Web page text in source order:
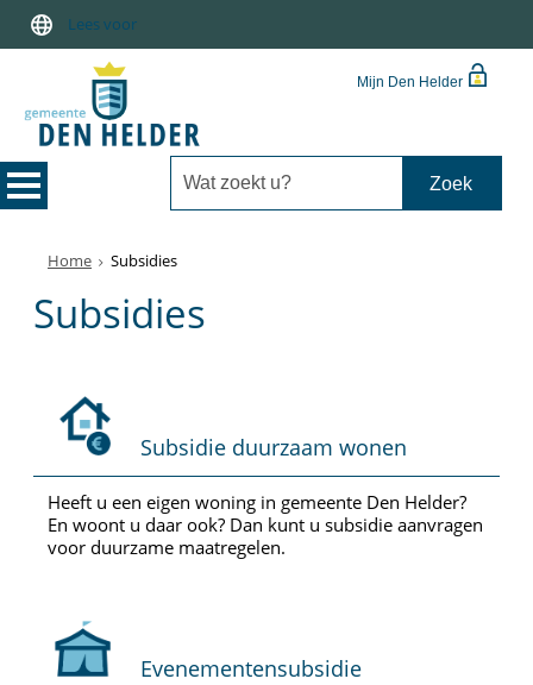
Lees voor
Mijn Den Helder
Home Subsidies
Subsidies
Subsidie duurzaam wonen
Heeft u een eigen woning in gemeente Den Helder?
En woont u daar ook? Dan kunt u subsidie aanvragen
voor duurzame maatregelen.
Evenementensubsidie